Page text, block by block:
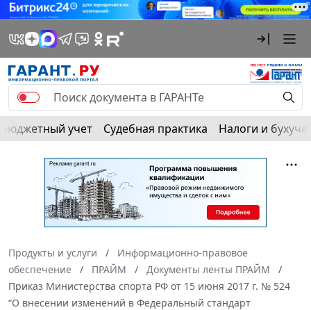
Бюджетный учет Судебная практика Налоги и
Продукты и услуги
Информационно-правовое
обеспечение
ПРАЙМ
Документы ленты ПРАЙМ
Приказ Министерства спорта РФ от 15 июня 2017 г. № 524
“О внесении изменений в Федеральный стандарт